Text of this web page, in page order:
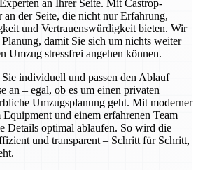
an Ihrer Seite. Mit Castrop-
an der Seite, die nicht nur Erfahrung,
und Vertrauenswürdigkeit bieten. Wir
damit Sie sich um nichts weiter
Umzug stressfrei angehen können.
individuell und passen den Ablauf
an – egal, ob es um einen privaten
Umzugsplanung geht. Mit moderner
und einem erfahrenen Team
Details optimal ablaufen. So wird die
und transparent – Schritt für Schritt,